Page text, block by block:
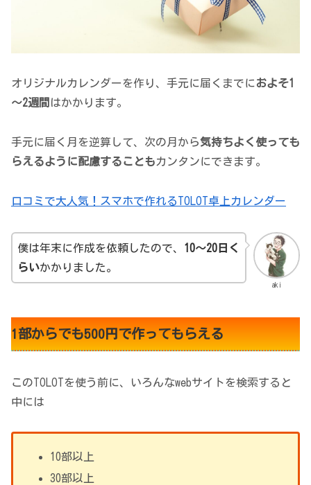
オリジナルカレンダーを作り、手元に届くまでに およそ1
～2週間 はかかります。
手元に届く月を逆算して、次の月から気持ちよく使っても
らえるように配慮することもカンタンにできます。
口コミで大人気！スマホで作れるTOLOT卓上カレンダー
aki
僕は年末に作成を依頼したので、 10～20日く
らいかかりました。
1部からでも500円で作ってもらえる
このTOLOTを使う前に、いろんなwebサイトを検索すると
中には
10部以上
30部以上